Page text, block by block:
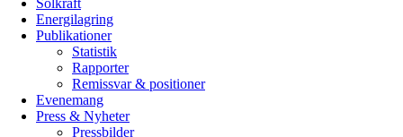
Solkraft
Energilagring
Publikationer
Statistik
Rapporter
Remissvar & positioner
Evenemang
Press & Nyheter
Pressbilder